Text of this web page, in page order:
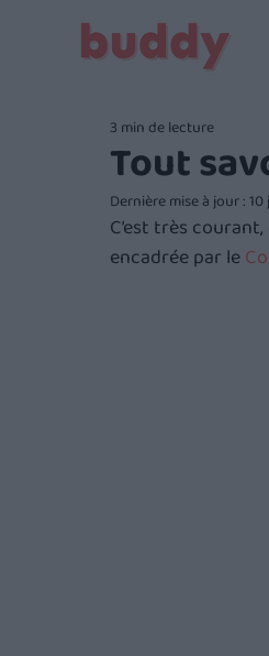
Tout
3 min de lecture
Dernière mise à jour :10
C’est très
encadrée par le